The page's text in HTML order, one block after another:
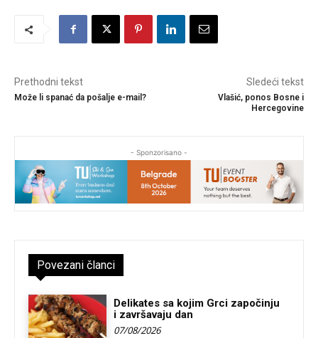
Prethodni tekst
Može li spanać da pošalje e-mail?
Sledeći tekst
Vlašić, ponos Bosne i
Hercegovine
- Sponzorisano -
Povezani članci
Delikates sa kojim Grci započinju
i završavaju dan
07/08/2026